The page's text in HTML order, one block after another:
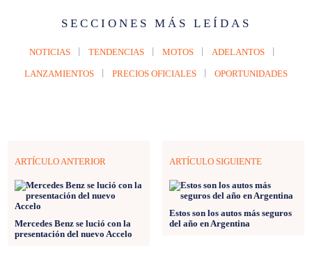
SECCIONES MÁS LEÍDAS
NOTICIAS TENDENCIAS MOTOS ADELANTOS
LANZAMIENTOS PRECIOS OFICIALES OPORTUNIDADES
ARTÍCULO ANTERIOR
Mercedes Benz se lució con la
presentación del nuevo Accelo
ARTÍCULO SIGUIENTE
Estos son los autos más seguros
del año en Argentina